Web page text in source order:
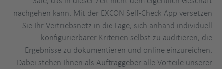
nachgehen kann. Mit der EXCON Self-Check App versetzen
Sie Ihr Vertriebsnetz in die Lage, sich anhand individuell
konfigurierbarer Kriterien selbst zu auditieren, die
Ergebnisse zu dokumentieren und online einzureichen.
Dabei stehen Ihnen als Auftraggeber alle Vorteile unserer